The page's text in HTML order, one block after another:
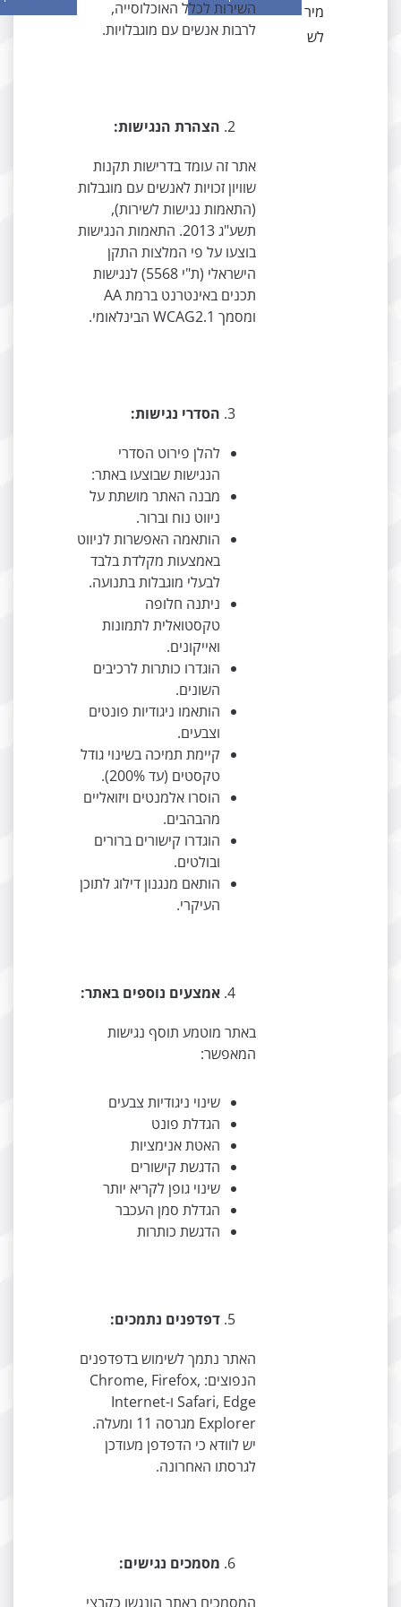
השירות לכלל האוכלוסייה,
לרבות אנשים עם מוגבלויות.
הצהרת הנגישות:
אתר זה עומד בדרישות תקנות
שוויון זכויות לאנשים עם מוגבלות
(התאמות נגישות לשירות),
תשע"ג 2013. התאמות הנגישות
בוצעו על פי המלצות התקן
הישראלי (ת"י 5568) לנגישות
תכנים באינטרנט ברמת AA
ומסמך WCAG2.1 הבינלאומי.
הסדרי נגישות:
להלן פירוט הסדרי
הנגישות שבוצעו באתר:
מבנה האתר מושתת על
ניווט נוח וברור.
הותאמה האפשרות לניווט
באמצעות מקלדת בלבד
לבעלי מוגבלות בתנועה.
ניתנה חלופה
טקסטואלית לתמונות
ואייקונים.
הוגדרו כותרות לרכיבים
השונים.
הותאמו ניגודיות פונטים
וצבעים.
קיימת תמיכה בשינוי גודל
טקסטים (עד 200%).
הוסרו אלמנטים ויזואליים
מהבהבים.
הוגדרו קישורים ברורים
ובולטים.
הותאם מנגנון דילוג לתוכן
העיקרי.
אמצעים נוספים באתר:
באתר מוטמע תוסף נגישות
המאפשר:
שינוי ניגודיות צבעים
הגדלת פונט
האטת אנימציות
הדגשת קישורים
שינוי גופן לקריא יותר
הגדלת סמן העכבר
הדגשת כותרות
דפדפנים נתמכים:
האתר נתמך לשימוש בדפדפנים
הנפוצים: Chrome, Firefox,
Safari, Edge ו-Internet
Explorer מגרסה 11 ומעלה.
יש לוודא כי הדפדפן מעודכן
לגרסתו האחרונה.
מסמכים נגישים:
המסמכים באתר הונגשו כקבצי